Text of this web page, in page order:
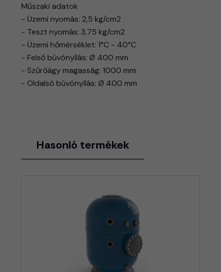
Műszaki adatok
- Üzemi nyomás: 2,5 kg/cm2
- Teszt nyomás: 3,75 kg/cm2
- Üzemi hőmérséklet: 1°C - 40°C
- Felső búvónyílás: Ø 400 mm
- Szűrőágy magasság: 1000 mm
- Oldalsó búvónyílás: Ø 400 mm
Hasonló termékek